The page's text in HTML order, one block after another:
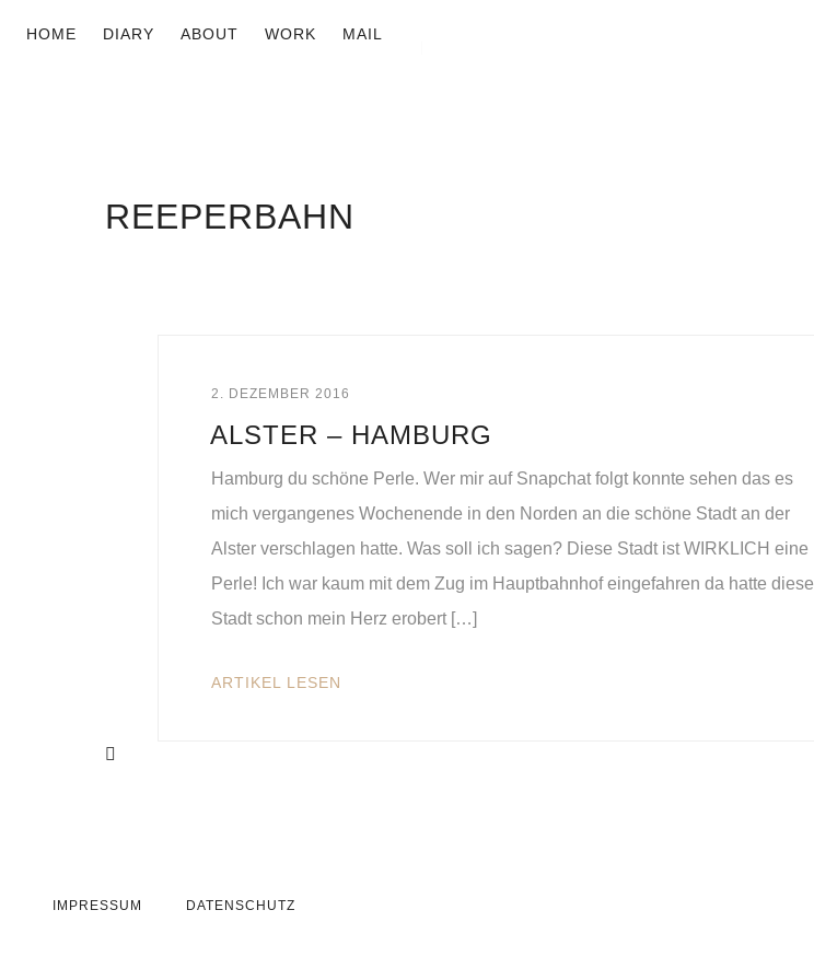
HOME DIARY ABOUT WORK MAIL
REEPERBAHN
2. DEZEMBER 2016
ALSTER – HAMBURG
Hamburg du schöne Perle. Wer mir auf Snapchat folgt konnte sehen das es
mich vergangenes Wochenende in den Norden an die schöne Stadt an der
Alster verschlagen hatte. Was soll ich sagen? Diese Stadt ist WIRKLICH eine
Perle! Ich war kaum mit dem Zug im Hauptbahnhof eingefahren da hatte diese
Stadt schon mein Herz erobert […]
ARTIKEL LESEN
IMPRESSUM DATENSCHUTZ